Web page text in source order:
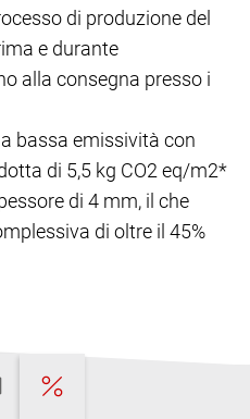
di produzione del
e durante
alla consegna presso i
bassa emissività con
di 5,5 kg CO2 eq/m2*
di 4 mm, il che
di oltre il 45%